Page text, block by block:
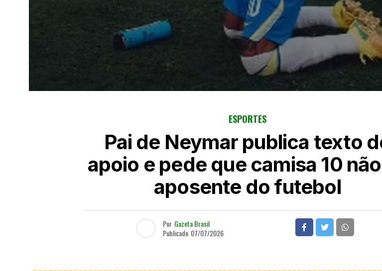
ESPORTES
Pai de Neymar publica texto
apoio e pede que camisa 10
aposente do futebol
Por Gazeta Brasil
Publicado 07/07/2026